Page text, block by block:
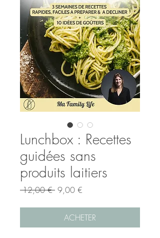
Lunchbox : Recettes
guidées sans
produits laitiers
12,00 € Prix
9,00 €
ACHETER